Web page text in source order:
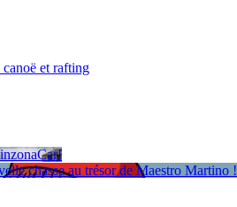
et rafting
chasse au trésor de Maestro Martino !